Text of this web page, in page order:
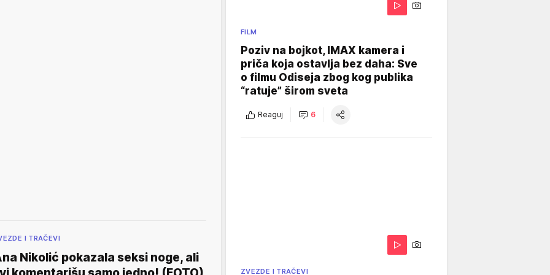
I TRAČEVI
Nikolić pokazala seksi noge, ali
FILM
Poziv na bojkot, IMAX kamera i
priča koja ostavlja bez daha: Sve
o filmu Odiseja zbog kog publika
“ratuje” širom sveta
Reaguj 6
ZVEZDE I TRAČEVI